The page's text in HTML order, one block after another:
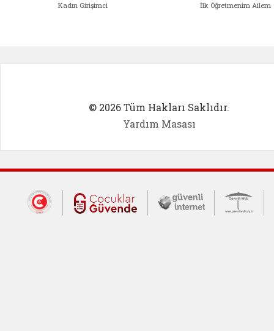
Kadın Girişimci İlk Öğretmenim Ailem
© 2026 Tüm Hakları Saklıdır.
Yardım Masası
Dış Bağlantılar
Cumhurbaşkanlığı İletişim Merkezi
Çocuklar Güvende (yeni
Güvenli